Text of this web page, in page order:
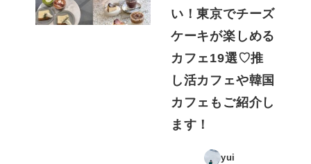
い！東京でチーズ
ケーキが楽しめる
カフェ19選♡推
し活カフェや韓国
カフェもご紹介し
ます！
yui